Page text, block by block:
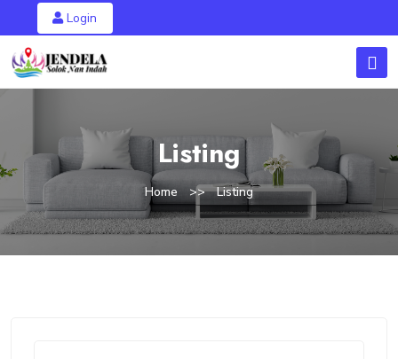
Login
Listing
Home Listing